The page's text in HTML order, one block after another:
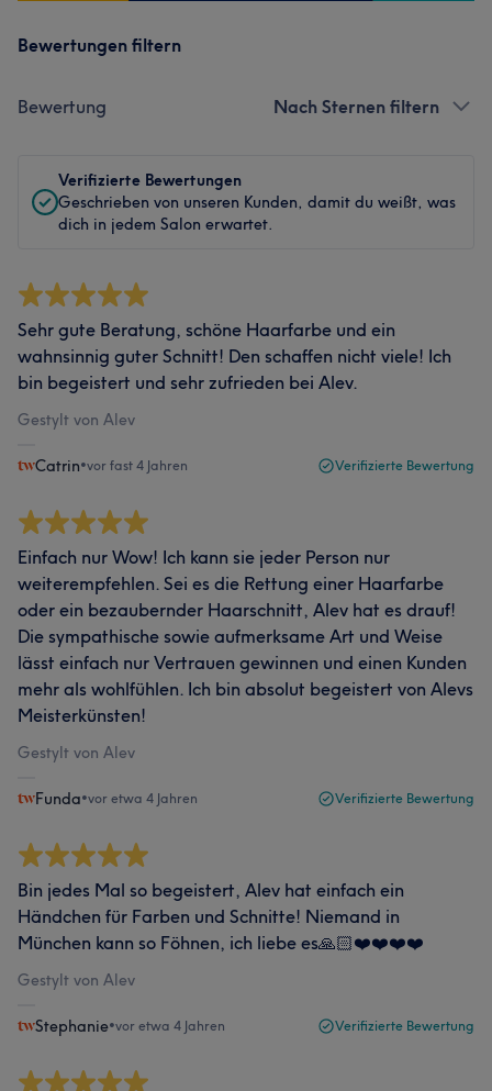
Bewertungen filtern
Bewertung Nach Sternen filtern
Verifizierte Bewertungen
Geschrieben von unseren Kunden, damit du weißt, was
dich in jedem Salon erwartet.
Sehr gute Beratung, schöne Haarfarbe und ein
wahnsinnig guter Schnitt! Den schaffen nicht viele! Ich
bin begeistert und sehr zufrieden bei Alev.
Gestylt von Alev
Catrin•vor fast 4 Jahren Verifizierte Bewertung
Einfach nur Wow! Ich kann sie jeder Person nur
weiterempfehlen. Sei es die Rettung einer Haarfarbe
oder ein bezaubernder Haarschnitt, Alev hat es drauf!
Die sympathische sowie aufmerksame Art und Weise
lässt einfach nur Vertrauen gewinnen und einen Kunden
mehr als wohlfühlen. Ich bin absolut begeistert von Alevs
Meisterkünsten!
Gestylt von Alev
Funda•vor etwa 4 Jahren Verifizierte Bewertung
Bin jedes Mal so begeistert, Alev hat einfach ein
Händchen für Farben und Schnitte! Niemand in
München kann so Föhnen, ich liebe es🙏🏻❤️❤️❤️❤️
Gestylt von Alev
Stephanie•vor etwa 4 Jahren Verifizierte Bewertung